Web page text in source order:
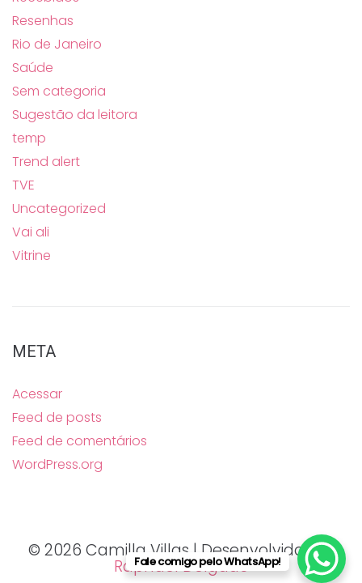
Resenhas
Rio de Janeiro
Saúde
Sem categoria
Sugestão da leitora
temp
Trend alert
TVE
Uncategorized
Vai ali
Vitrine
META
Acessar
Feed de posts
Feed de comentários
WordPress.org
© 2026 Camilla Villas | Desenvolvido por
Raphael Delgado
Fale comigo pelo WhatsApp!